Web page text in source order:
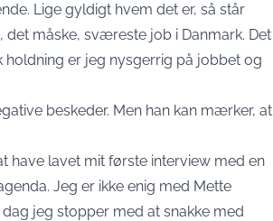
Lige gyldigt hvem det er, så står
måske, sværeste job i Danmark. Det
er jeg nysgerrig på jobbet og
beskeder. Men han kan mærker, at
have lavet mit første interview med en
Jeg er ikke enig med Mette
jeg stopper med at snakke med